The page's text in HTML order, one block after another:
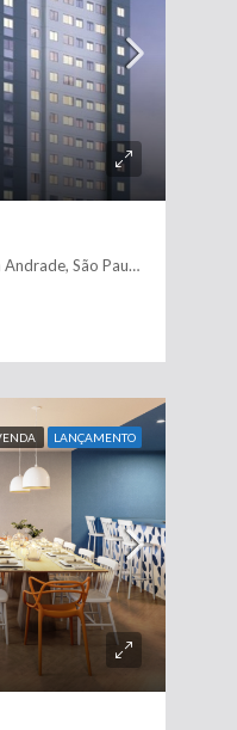
R. Dom Salomão Ferraz - Vila Andrade, São Paulo - SP, 05729, Brasil
LANÇAMENTO